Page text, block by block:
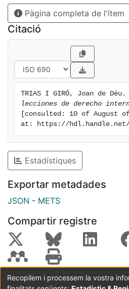
Pàgina completa de l'ítem
Citació
TRIAS I GIRÓ, Joan de Déu.
lecciones de derecho
[consulted: 10 of August
at: https://hdl.handle.net/
Estadístiques
Exportar metadades
JSON - METS
Compartir registre
Coordinació:CRAI UB Avís legal Metadades
Recopilem i processem la vostra